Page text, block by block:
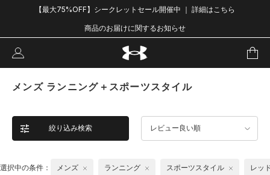
【最大75%OFF】シークレットセール開催中 ｜ 詳細はこちら
商品のお届けに関するお知らせ
メンズ ランニング＋スポーツスタイル
絞り込み検索 レビュー良い順
選択中の条件： メンズ ランニング スポーツスタイル レッ